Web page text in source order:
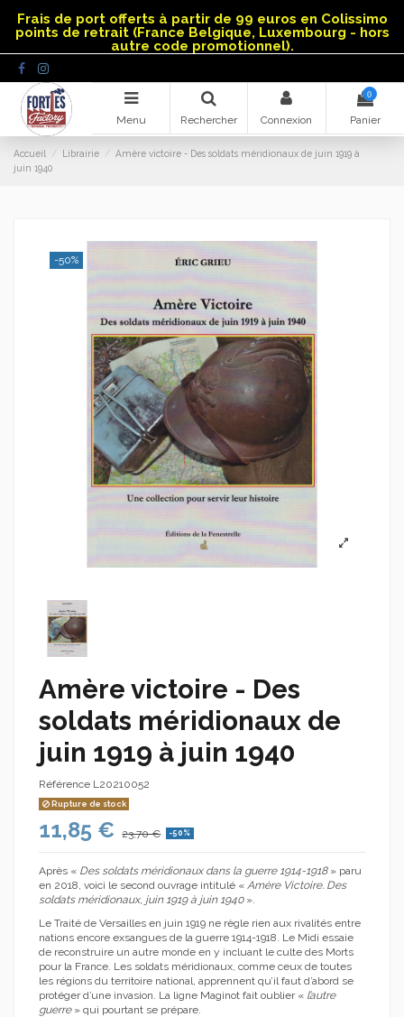
Frais de port offerts à partir de 99 euros en Colissimo
points de retrait (France Belgique, Luxembourg - hors
autre code promotionnel).
Menu Rechercher Connexion
0
Panier
Accueil Librairie
Amère victoire - Des soldats méridionaux de juin 1919 à
juin 1940
-50%
Amère victoire - Des
soldats méridionaux de
juin 1919 à juin 1940
Référence L20210052
Rupture de stock
11,85 € 23,70 € -50%
Après « Des soldats méridionaux dans la guerre 1914-1918» paru
en 2018, voici le second ouvrage intitulé « Amère Victoire. Des
soldats méridionaux, juin 1919 à juin 1940».
Le Traité de Versailles en juin 1919 ne règle rien aux rivalités entre
nations encore exsangues de la guerre 1914-1918. Le Midi essaie
de reconstruire un autre monde en y incluant le culte des Morts
pour la France. Les soldats méridionaux, comme ceux de toutes
les régions du territoire national, apprennent qu’il faut d’abord se
protéger d’une invasion. La ligne Maginot fait oublier « l’autre
guerre» qui pourtant se prépare.